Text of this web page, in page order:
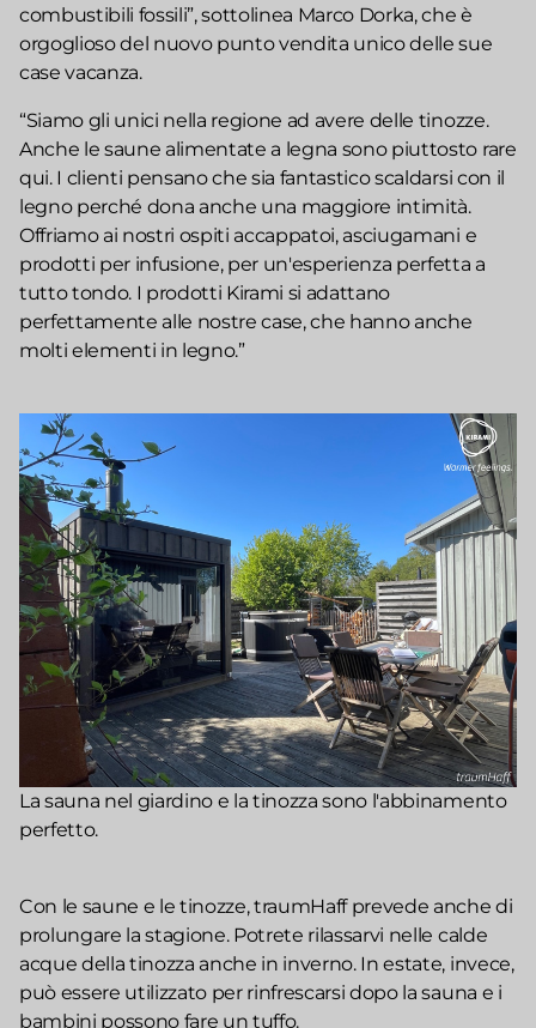
combustibili fossili”, sottolinea Marco Dorka, che è
orgoglioso del nuovo punto vendita unico delle sue
case vacanza.
“Siamo gli unici nella regione ad avere delle tinozze.
Anche le saune alimentate a legna sono piuttosto rare
qui. I clienti pensano che sia fantastico scaldarsi con il
legno perché dona anche una maggiore intimità.
Offriamo ai nostri ospiti accappatoi, asciugamani e
prodotti per infusione, per un'esperienza perfetta a
tutto tondo. I prodotti Kirami si adattano
perfettamente alle nostre case, che hanno anche
molti elementi in legno.”
La sauna nel giardino e la tinozza sono l'abbinamento
perfetto.
Con le saune e le tinozze, traumHaff prevede anche di
prolungare la stagione. Potrete rilassarvi nelle calde
acque della tinozza anche in inverno. In estate, invece,
può essere utilizzato per rinfrescarsi dopo la sauna e i
bambini possono fare un tuffo.